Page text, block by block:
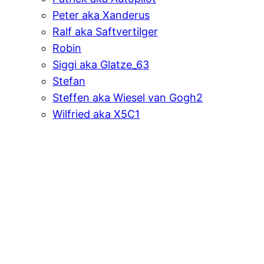
Peter aka Xanderus
Ralf aka Saftvertilger
Robin
Siggi aka Glatze_63
Stefan
Steffen aka Wiesel van Gogh2
Wilfried aka X5C1